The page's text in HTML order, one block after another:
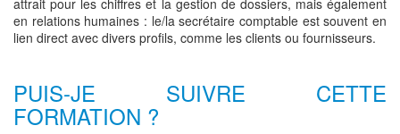
en relations humaines : le/la secrétaire comptable est souvent en
lien direct avec divers profils, comme les clients ou fournisseurs.
PUIS-JE SUIVRE CETTE
FORMATION ?